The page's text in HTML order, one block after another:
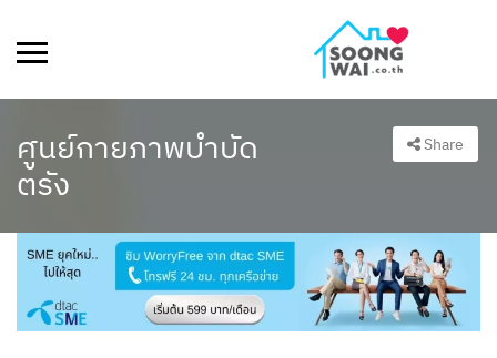
ศูนย์กายภาพบำบัด
ตรัง
Share